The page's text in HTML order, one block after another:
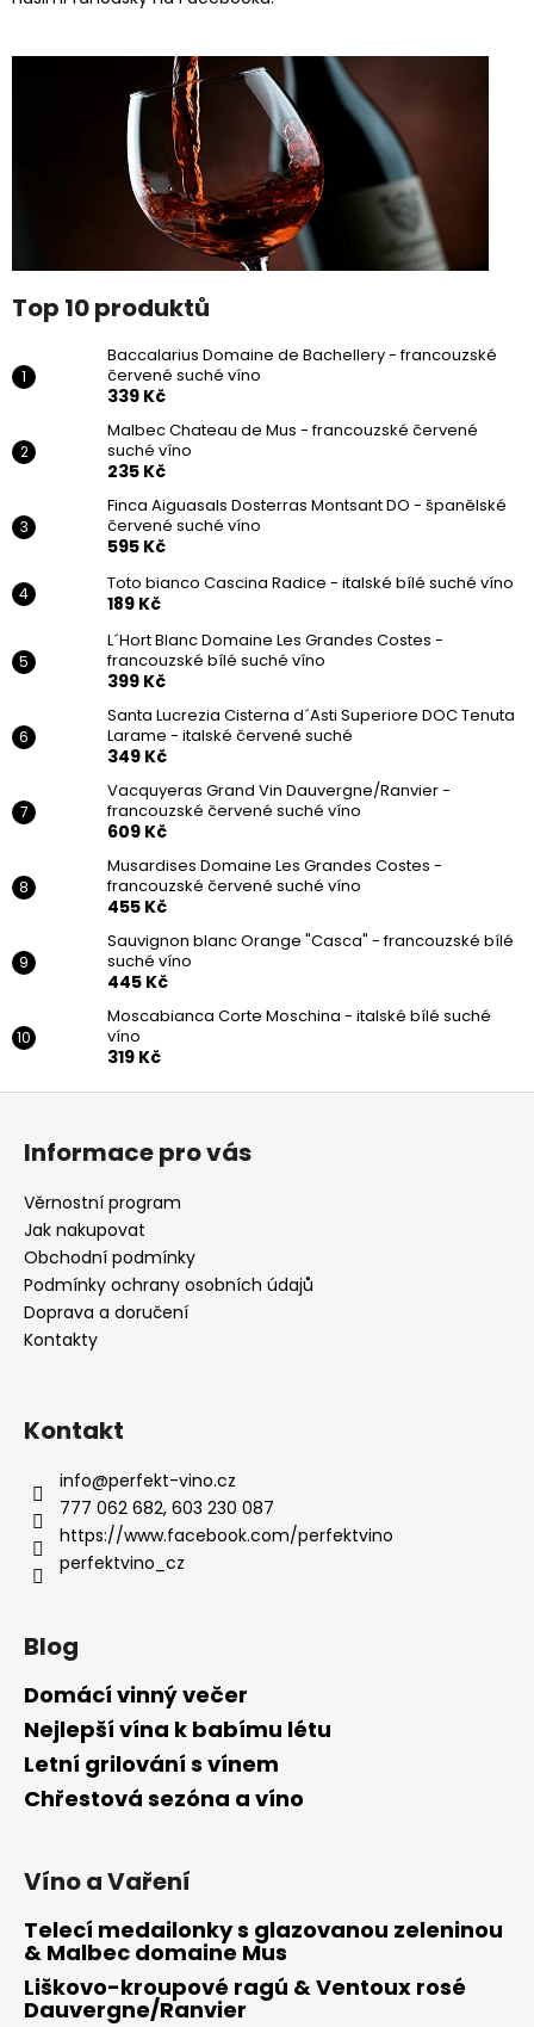
Top 10 produktů
Baccalarius Domaine de Bachellery - francouzské
červené suché víno
339 Kč
Malbec Chateau de Mus - francouzské červené
suché víno
235 Kč
Finca Aiguasals Dosterras Montsant DO - španělské
červené suché víno
595 Kč
Toto bianco Cascina Radice - italské bílé suché víno
189 Kč
L´Hort Blanc Domaine Les Grandes Costes -
francouzské bílé suché víno
399 Kč
Santa Lucrezia Cisterna d´Asti Superiore DOC Tenuta
Larame - italské červené suché
349 Kč
Vacquyeras Grand Vin Dauvergne/Ranvier -
francouzské červené suché víno
609 Kč
Musardises Domaine Les Grandes Costes -
francouzské červené suché víno
455 Kč
Sauvignon blanc Orange "Casca" - francouzské bílé
suché víno
445 Kč
Moscabianca Corte Moschina - italské bílé suché
víno
319 Kč
Informace pro vás
Věrnostní program
Jak nakupovat
Obchodní podmínky
Podmínky ochrany osobních údajů
Doprava a doručení
Kontakty
Kontakt
info@perfekt-vino.cz
777 062 682, 603 230 087
https://www.facebook.com/perfektvino
perfektvino_cz
Blog
Domácí vinný večer
Nejlepší vína k babímu létu
Letní grilování s vínem
Chřestová sezóna a víno
Víno a Vaření
Telecí medailonky s glazovanou zeleninou
& Malbec domaine Mus
Liškovo-kroupové ragú & Ventoux rosé
Dauvergne/Ranvier